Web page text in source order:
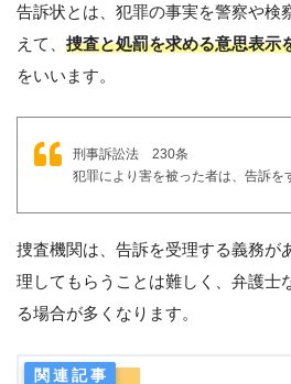
告訴状とは、犯罪の事実を警察や検
えて、 捜査と処罰を求める意思表示
をいいます。
刑事訴訟法 230条
犯罪により害を被った者は、告訴を
捜査機関は、告訴を受理する義務が
理してもらうことは難しく、弁護士
る場合が多くなります。